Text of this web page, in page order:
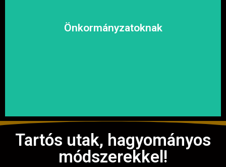
Önkormányzatoknak
garantáljuk a hosszú távú és fenntartható
megoldásokat, hogy a közösség biztonságosan és
Tartós utak, hagyományos
módszerekkel!